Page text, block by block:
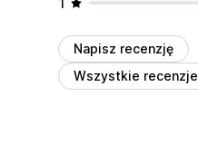
Napisz recenzję
Wszystkie recenzje